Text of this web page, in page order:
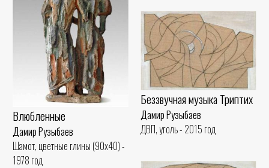
Влюбленные
Дамир Рузыбаев
Шамот, цветные глины (90x40) -
1978 год
Беззвучная музыка Триптих
Дамир Рузыбаев
ДВП, уголь - 2015 год